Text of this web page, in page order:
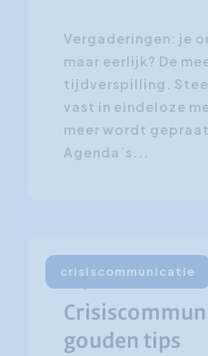
Vergaderingen: je
maar eerlijk? De
tijdverspilling.
vast in eindeloze
meer wordt
Agenda’s...
crisiscommunicatie
gouden tips